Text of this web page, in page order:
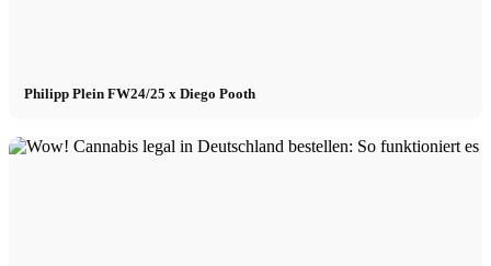
Philipp Plein FW24/25 x Diego Pooth